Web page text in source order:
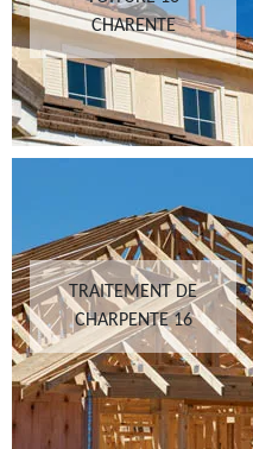
CHARENTE
TRAITEMENT DE
CHARPENTE 16